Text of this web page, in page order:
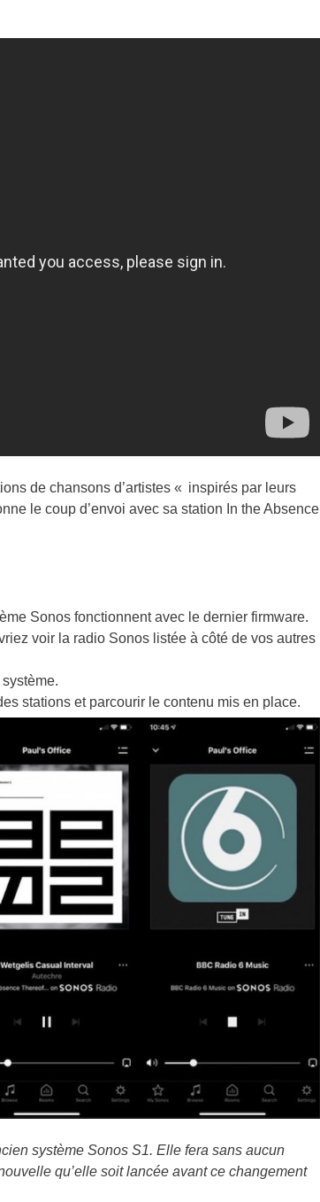
de chansons d’artistes « inspirés par leurs
le coup d’envoi avec sa station In the Absence
Sonos fonctionnent avec le dernier firmware.
voir la radio Sonos listée à côté de vos autres
stations et parcourir le contenu mis en place.
système Sonos S1. Elle fera sans aucun
qu’elle soit lancée avant ce changement